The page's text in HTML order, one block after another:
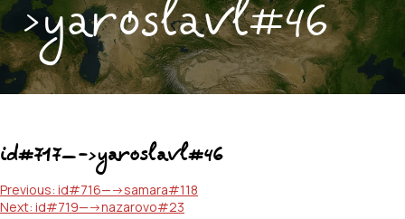
>yaroslavl#46
id#717—->yaroslavl#46
Навигация
по
Previous: id#716—->samara#118
Next: id#719—->nazarovo#23